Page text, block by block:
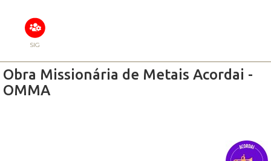
SIG
Obra Missionária de Metais Acordai -
OMMA